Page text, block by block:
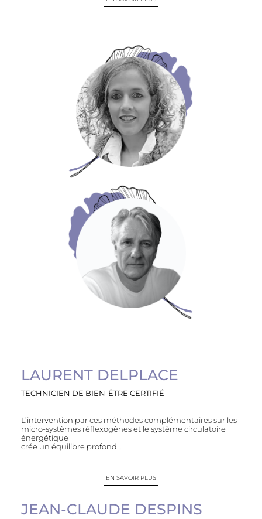
LAURENT DELPLACE
TECHNICIEN DE BIEN-ÊTRE CERTIFIÉ
L’intervention par ces méthodes complémentaires sur les
micro-systèmes réflexogènes et le système circulatoire
énergétique
crée un équilibre profond…
EN SAVOIR PLUS
JEAN-CLAUDE DESPINS